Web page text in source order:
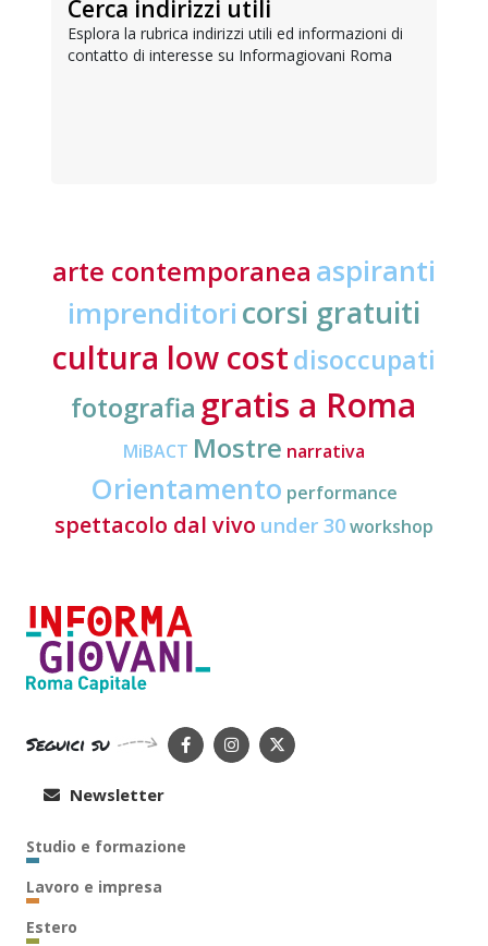
Cerca indirizzi utili
Esplora la rubrica indirizzi utili ed informazioni di
contatto di interesse su Informagiovani Roma
arte contemporanea aspiranti
imprenditori corsi gratuiti
cultura low costdisoccupati
fotografia gratis a Roma
MiBACT Mostre narrativa
Orientamento performance
spettacolo dal vivo under 30workshop
Seguici su
Newsletter
Studio e formazione
Lavoro e impresa
Estero